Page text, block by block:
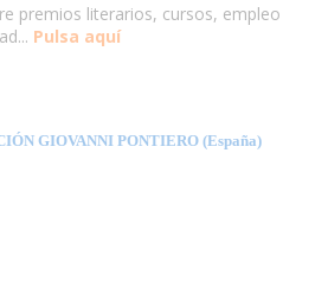
premios literarios, cursos, empleo
Pulsa aquí
GIOVANNI PONTIERO (España)